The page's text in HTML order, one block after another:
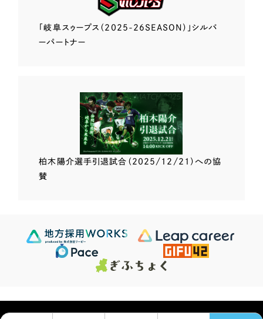
624 この条件で検索する
「岐阜スゥープス （2025-26SEASON）」 シルバ
ーパートナー
柏木陽介選手引退試合（2025/12/21）への協
賛